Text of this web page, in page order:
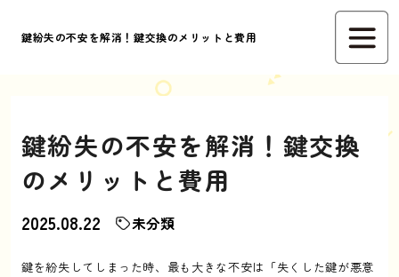
鍵紛失の不安を解消！鍵交換のメリットと費用
鍵紛失の不安を解消！鍵交換
のメリットと費用
2025.08.22 未分類
鍵を紛失してしまった時、最も大きな不安は「失くした鍵が悪意